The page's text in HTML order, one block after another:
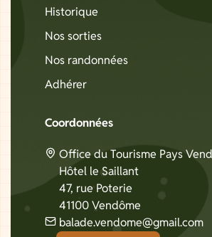
Historique
Nos sorties
Nos randonnées
Adhérer
Coordonnées
Office du Tourisme Pays
Hôtel le Saillant
47, rue Poterie
41100 Vendôme
balade.vendome@gmail.com